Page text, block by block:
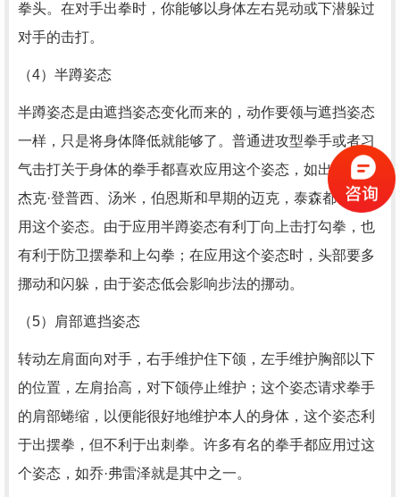
拳头。在对手出拳时，你能够以身体左右晃动或下潜躲过
对手的击打。
（4）半蹲姿态
半蹲姿态是由遮挡姿态变化而来的，动作要领与遮挡姿态
一样，只是将身体降低就能够了。普通进攻型拳手或者习
气击打关于身体的拳手都喜欢应用这个姿态，如出名拳手
杰克·登普西、汤米，伯恩斯和早期的迈克，泰森都喜欢应
用这个姿态。由于应用半蹲姿态有利丁向上击打勾拳，也
有利于防卫摆拳和上勾拳；在应用这个姿态时，头部要多
挪动和闪躲，由于姿态低会影响步法的挪动。
（5）肩部遮挡姿态
转动左肩面向对手，右手维护住下颌，左手维护胸部以下
的位置，左肩抬高，对下颌停止维护；这个姿态请求拳手
的肩部蜷缩，以便能很好地维护本人的身体，这个姿态利
于出摆拳，但不利于出刺拳。许多有名的拳手都应用过这
个姿态，如乔·弗雷泽就是其中之一。